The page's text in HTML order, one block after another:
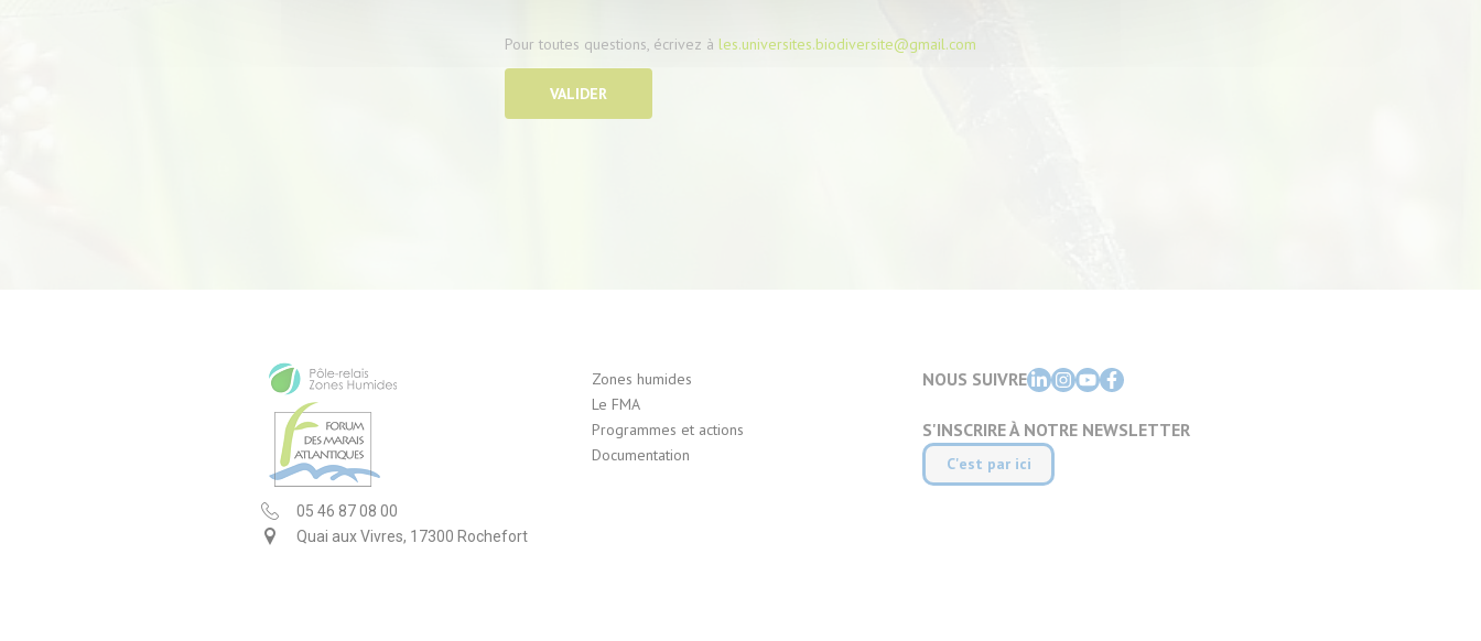
Pour toutes questions, écrivez à les.universites.biodiversite@gmail.com
05 46 87 08 00
Quai aux Vivres, 17300 Rochefort
Zones humides
Le FMA
Programmes et actions
Documentation
NOUS SUIVRE
S'INSCRIRE À NOTRE NEWSLETTER
C'est par ici